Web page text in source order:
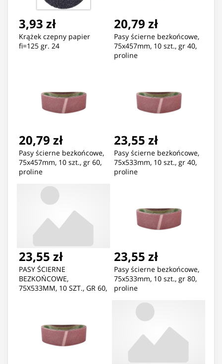
3,93 zł
Krążek czepny papier
fi=125 gr. 24
20,79 zł
Pasy ścierne bezkońcowe,
75x457mm, 10 szt., gr 40,
proline
20,79 zł
Pasy ścierne bezkońcowe,
75x457mm, 10 szt., gr 60,
proline
23,55 zł
Pasy ścierne bezkońcowe,
75x533mm, 10 szt., gr 40,
proline
23,55 zł
PASY ŚCIERNE
BEZKOŃCOWE,
75X533MM, 10 SZT., GR 60,
23,55 zł
Pasy ścierne bezkońcowe,
75x533mm, 10 szt., gr 80,
proline